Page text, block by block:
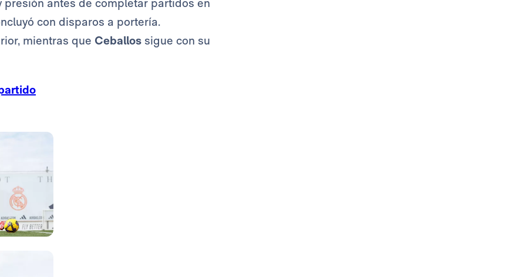
antes de completar partidos en
con disparos a portería.
mientras que Ceballos sigue con su